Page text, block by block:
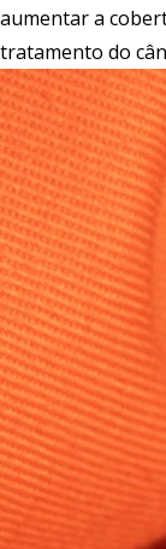
aumentar a
tratamento do